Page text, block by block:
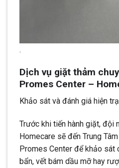
.
Dịch vụ giặt thảm
Promes Center –
Khảo sát và đánh giá hiện
Trước khi tiến hành giặt, đội
Homecare sẽ đến Trung
Promes Center để khảo sát
bẩn, vết bám dầu mỡ hay